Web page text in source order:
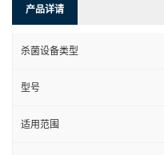
产品详请
杀菌设备类型
型号
适用范围